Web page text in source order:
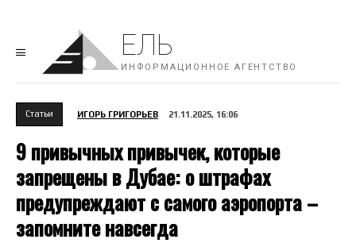
ЕЛЬ
ИНФОРМАЦИОННОЕ АГЕНТСТВО
Cтатьи ИГОРЬ ГРИГОРЬЕВ 21.11.2025, 16:06
9 привычных привычек, которые
запрещены в Дубае: о штрафах
предупреждают с самого аэропорта –
запомните навсегда